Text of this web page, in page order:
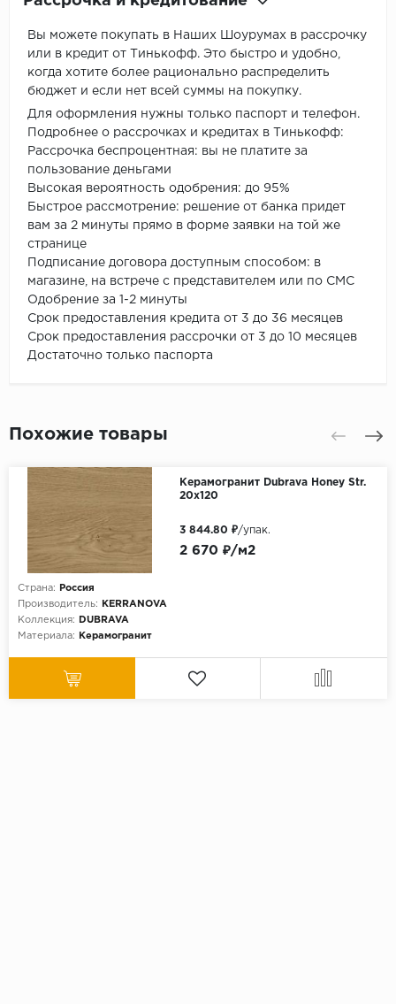
Вы можете покупать в Наших Шоурумах в рассрочку
или в кредит от Тинькофф. Это быстро и удобно,
когда хотите более рационально распределить
бюджет и если нет всей суммы на покупку.
Для оформления нужны только паспорт и телефон.
Подробнее о рассрочках и кредитах в Тинькофф:
Рассрочка беспроцентная: вы не платите за
пользование деньгами
Высокая вероятность одобрения: до 95%
Быстрое рассмотрение: решение от банка придет
вам за 2 минуты прямо в форме заявки на той же
странице
Подписание договора доступным способом: в
магазине, на встрече с представителем или по СМС
Одобрение за 1-2 минуты
Срок предоставления кредита от 3 до 36 месяцев
Срок предоставления рассрочки от 3 до 10 месяцев
Достаточно только паспорта
Похожие товары
Керамогранит Dubrava Honey Str.
20x120
Страна:
Россия
Производитель:
KERRANOVA
Коллекция:
DUBRAVA
Материала:
Керамогранит
2 670 ₽/м2
3 844.80 ₽/упак.